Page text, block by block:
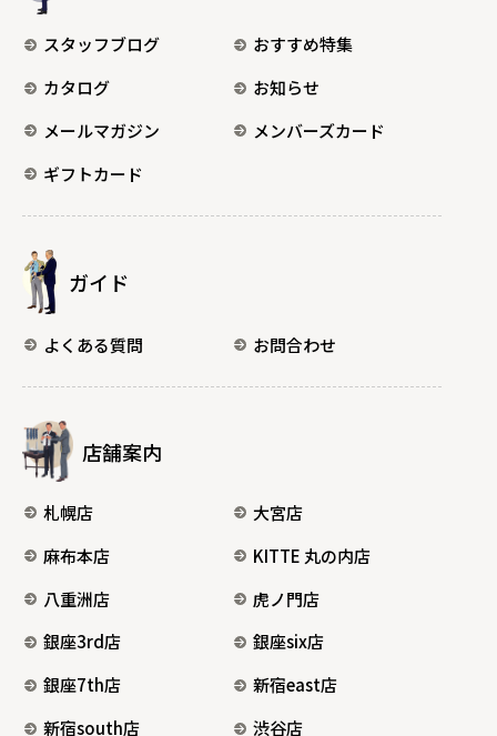
スタッフブログ
おすすめ特集
カタログ
お知らせ
メールマガジン
メンバーズカード
ギフトカード
ガイド
よくある質問 お問合わせ
店舗案内
札幌店
大宮店
麻布本店
KITTE 丸の内店
八重洲店
虎ノ門店
銀座3rd店
銀座six店
銀座7th店
新宿east店
新宿south店
渋谷店